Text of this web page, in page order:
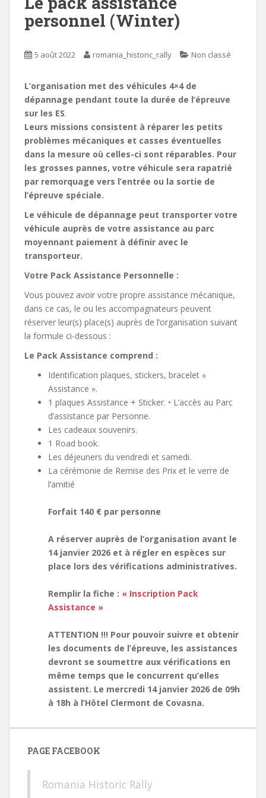
personnel (Winter)
5 août 2022 romania_historic_rally Non classé
L’organisation met des véhicules 4×4 de
dépannage pendant toute la durée de l’épreuve
sur les ES.
Leurs missions consistent à réparer les petits
problèmes mécaniques et casses éventuelles
dans la mesure où celles-ci sont réparables. Pour
les grosses pannes, votre véhicule sera rapatrié
par remorquage vers l’entrée ou la sortie de
l’épreuve spéciale.
Le véhicule de dépannage peut transporter votre
véhicule auprès de votre assistance au parc
moyennant paiement à définir avec le
transporteur.
Votre Pack Assistance Personnelle :
Vous pouvez avoir votre propre assistance mécanique,
dans ce cas, le ou les accompagnateurs peuvent
réserver leur(s) place(s) auprès de l’organisation suivant
la formule ci-dessous :
Le Pack Assistance comprend :
Identification plaques, stickers, bracelet «
Assistance ».
1 plaques Assistance + Sticker. • L’accès au Parc
d’assistance par Personne.
Les cadeaux souvenirs.
1 Road book.
Les déjeuners du vendredi et samedi.
La cérémonie de Remise des Prix et le verre de
l’amitié
Forfait 140 € par personne
A réserver auprès de l’organisation avant le
14 janvier 2026 et à régler en espèces sur
place lors des vérifications administratives.
Remplir la fiche : « Inscription Pack
Assistance »
ATTENTION !!! Pour pouvoir suivre et obtenir
les documents de l’épreuve, les assistances
devront se soumettre aux vérifications en
même temps que le concurrent qu’elles
assistent. Le mercredi 14 janvier 2026 de 09h
à 18h à l’Hôtel Clermont de Covasna.
PAGE FACEBOOK
Romania Historic Rally